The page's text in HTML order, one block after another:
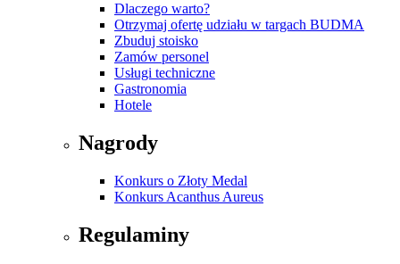
Dlaczego warto?
Otrzymaj ofertę udziału w targach BUDMA
Zbuduj stoisko
Zamów personel
Usługi techniczne
Gastronomia
Hotele
Nagrody
Konkurs o Złoty Medal
Konkurs Acanthus Aureus
Regulaminy